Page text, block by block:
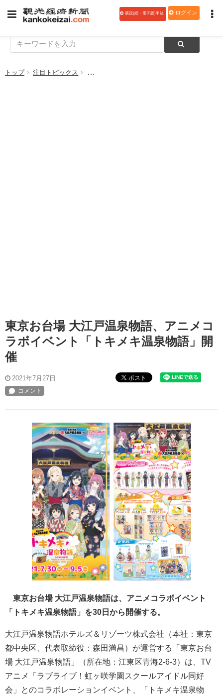
購読(紙・電子版)申込 ログイン
トップ 注目トピックス 東京お台場 大江戸温泉物語、アニメコラボイ
東京お台場 大江戸温泉物語、アニメコ
ラボイベント「トキメキ温泉物語」開
催
2021年7月27日 ポスト
東京お台場 大江戸温泉物語は、アニメコラボイベント
「トキメキ温泉物語」を30日から開催する。
大江戸温泉物語ホテルズ＆リゾーツ株式会社（本社：東京
都中央区、代表取締役：森田満昌）が運営する「東京お台
場 大江戸温泉物語」（所在地：江東区青海2-6-3）は、TV
アニメ「ラブライブ！虹ヶ咲学園スクールアイドル同好
会」とのコラボレーションイベント、「トキメキ温泉物